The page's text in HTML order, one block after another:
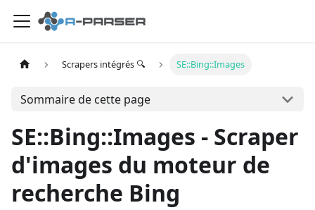
Scrapers intégrés 🔍 SE::Bing::Images
Sommaire de cette page
SE::Bing::Images - Scraper
d'images du moteur de
recherche Bing